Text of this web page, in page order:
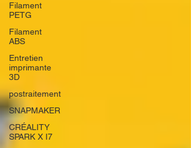
Filament
PETG
Filament
ABS
Entretien
imprimante
3D
postraitement
SNAPMAKER
CRÉALITY
SPARK X I7